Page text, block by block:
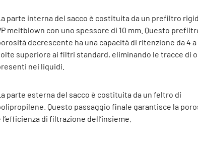
parte interna del sacco è costituita da un prefiltro
meltblown con uno spessore di 10 mm. Questo
decrescente ha una capacità di ritenzione da 4 a
superiore ai filtri standard, eliminando le tracce di
nei liquidi.
parte esterna del sacco è costituita da un feltro di
Questo passaggio finale garantisce la
l’efficienza di filtrazione dell’insieme.